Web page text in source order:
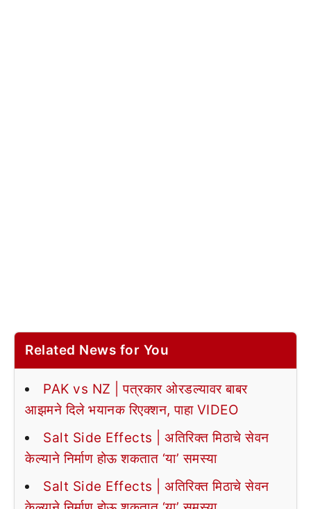
Related News for You
PAK vs NZ | पत्रकार ओरडल्यावर बाबर
आझमने दिले भयानक रिएक्शन, पाहा VIDEO
Salt Side Effects | अतिरिक्त मिठाचे सेवन
केल्याने निर्माण होऊ शकतात ‘या’ समस्या
Salt Side Effects | अतिरिक्त मिठाचे सेवन